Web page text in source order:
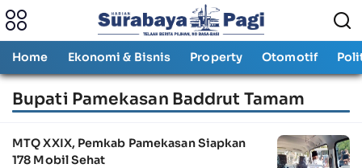
Home Ekonomi & Bisnis Property Otomotif
Bupati Pamekasan Baddrut Tamam
MTQ XXIX, Pemkab Pamekasan Siapkan
178 Mobil Sehat